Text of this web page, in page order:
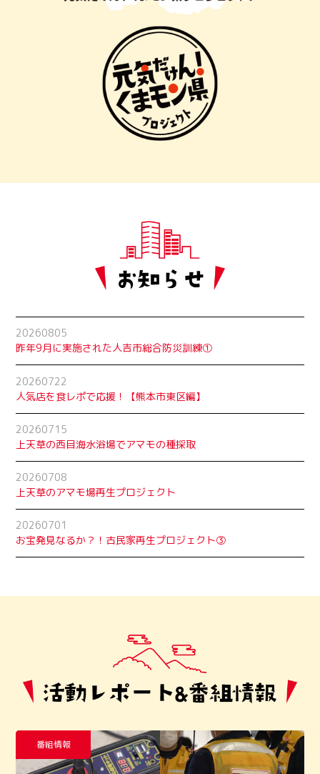
20260805
昨年9月に実施された人吉市総合防災訓練①
20260722
人気店を食レポで応援！【熊本市東区編】
20260715
上天草の西目海水浴場でアマモの種採取
20260708
上天草のアマモ場再生プロジェクト
20260701
お宝発見なるか？！古民家再生プロジェクト➂
番組情報